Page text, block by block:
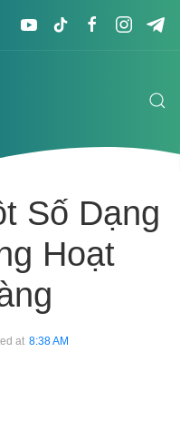
Số Dạng
Hoạt
at 8:38 AM